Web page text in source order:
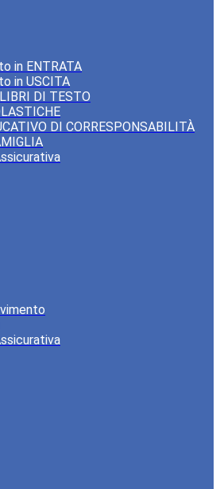
in ENTRATA
in USCITA
DI TESTO
DI CORRESPONSABILITÀ